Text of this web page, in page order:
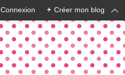
Connexion + Créer mon blog